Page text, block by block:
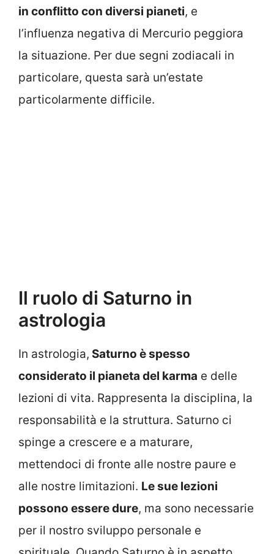
in conflitto con diversi pianeti, e
l’influenza negativa di Mercurio peggiora
la situazione. Per due segni zodiacali in
particolare, questa sarà un’estate
particolarmente difficile.
Il ruolo di Saturno in
astrologia
In astrologia, Saturno è spesso
considerato il pianeta del karma e delle
lezioni di vita. Rappresenta la disciplina, la
responsabilità e la struttura. Saturno ci
spinge a crescere e a maturare,
mettendoci di fronte alle nostre paure e
alle nostre limitazioni. Le sue lezioni
possono essere dure, ma sono necessarie
per il nostro sviluppo personale e